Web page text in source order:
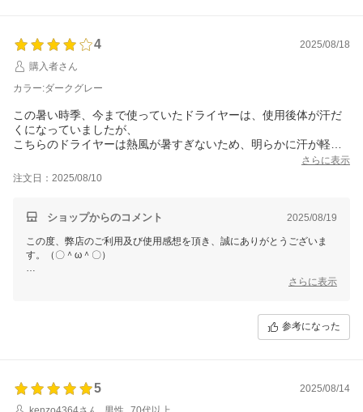
を開始してください。
今後も変わらぬご愛顧のほど、よろしくお願いいたします。
4
2025/08/18
購入者さん
カラー:ダークグレー
この暑い時季、今まで使っていたドライヤーは、使用後体が汗だ
くになっていましたが、
こちらのドライヤーは熱風が暑すぎないため、明らかに汗が軽減
ただ、折りたたんで収納していた持ち手を戻すときに、
取り付けているノズルが外れることが多いのでその部分だけ残念
でも風量が強くて、デザインもかっこよくて、手ごろな価格で購
さらに表示
注文日：2025/08/10
ショップからのコメント 2025/08/19
この度、弊店のご利用及び使用感想を頂き、誠にありがとうございま
す。（〇＾ω＾〇）
ご多用にもかかわらず、丁寧なご使用感想をいただき本当に嬉しい限り
お買い上げ商品は少しでもお客様のお役に立てれば幸いです。
これからもまた何がございましたら、是非お気軽にショップまでお問い
を開始してください。
さらに表示
参考になった
5
2025/08/14